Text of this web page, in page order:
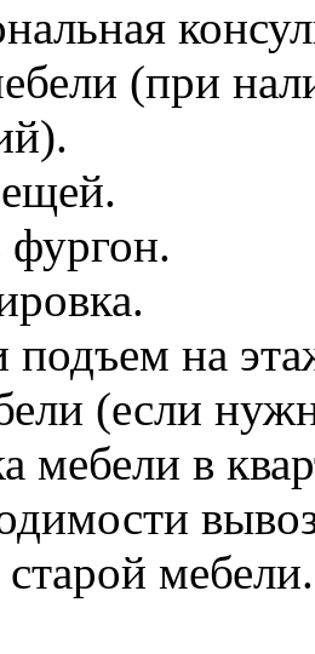
(при
фургон.
подъем на
(если
мебели в
мебели.